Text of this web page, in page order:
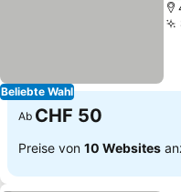
Beliebte Wahl
Ab CHF 50
Preise von 10 Websites